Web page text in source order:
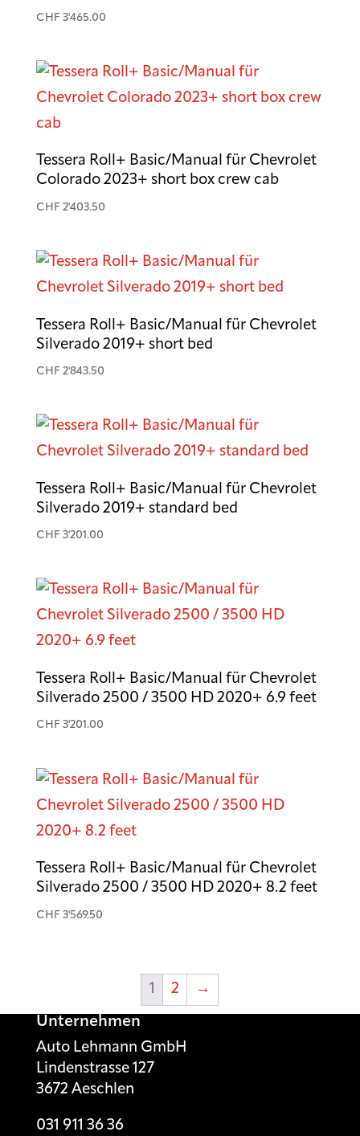
CHF 3'465.00
Tessera Roll+ Basic/Manual für Chevrolet
Colorado 2023+ short box crew cab
CHF 2'403.50
Tessera Roll+ Basic/Manual für Chevrolet
Silverado 2019+ short bed
CHF 2'843.50
Tessera Roll+ Basic/Manual für Chevrolet
Silverado 2019+ standard bed
CHF 3'201.00
Tessera Roll+ Basic/Manual für Chevrolet
Silverado 2500 / 3500 HD 2020+ 6.9 feet
CHF 3'201.00
Tessera Roll+ Basic/Manual für Chevrolet
Silverado 2500 / 3500 HD 2020+ 8.2 feet
CHF 3'569.50
1 2 →
Unternehmen
Auto Lehmann GmbH
Lindenstrasse 127
3672 Aeschlen
031 911 36 36